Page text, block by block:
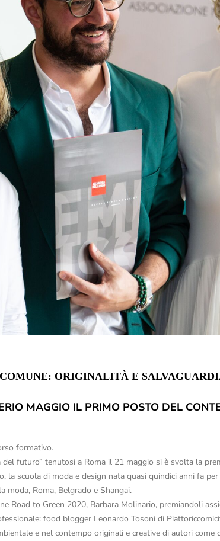
ORIGINALITÀ E
MAGGIO IL PRIMO POSTO DEL
formativo.
futuro” tenutosi a Roma il 21 maggio si è svolta la
la scuola di moda e design nata quasi quindici anni fa
moda, Roma, Belgrado e Shangai.
Road to Green 2020, Barbara Molinario, premiandoli
food blogger Leonardo Tosoni di
e nel contempo originali e creative di autori